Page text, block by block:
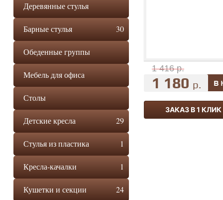
Деревянные стулья
30
Барные стулья
Обеденные группы
Мебель для офиса
Столы
29
Детские кресла
1
Стулья из пластика
1
Кресла-качалки
24
Кушетки и секции
1 416 р.
1 180 р.
ЗАКАЗ В 1 КЛИК